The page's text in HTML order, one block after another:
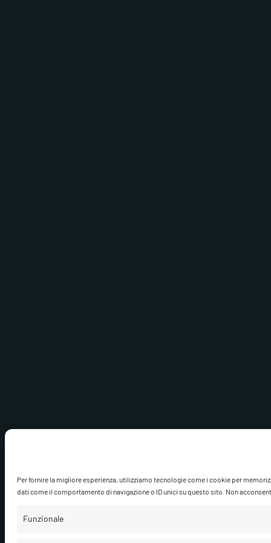
Per fornire la migliore esperienza, utilizziamo tecnologie come i cookie per
dati come il comportamento di navigazione o ID unici su questo sito. Non
Funzionale